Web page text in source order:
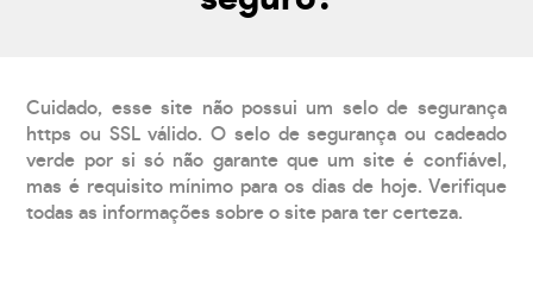
Cuidado, esse site não possui um selo de segurança
https ou SSL válido. O selo de segurança ou cadeado
verde por si só não garante que um site é confiável,
mas é requisito mínimo para os dias de hoje. Verifique
todas as informações sobre o site para ter certeza.